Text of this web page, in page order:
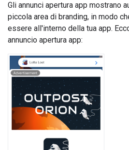
Gli annunci apertura app mostrano
piccola area di branding, in modo
essere all'interno della tua app.
annuncio apertura app: